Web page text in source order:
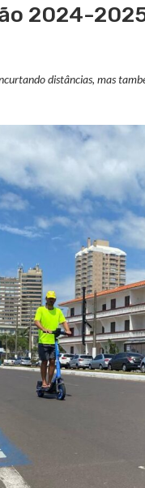
2024-
distâncias, mas